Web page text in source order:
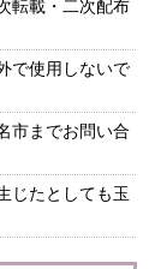
転載・二次配布
で使用しないで
市までお問い合
じたとしても玉